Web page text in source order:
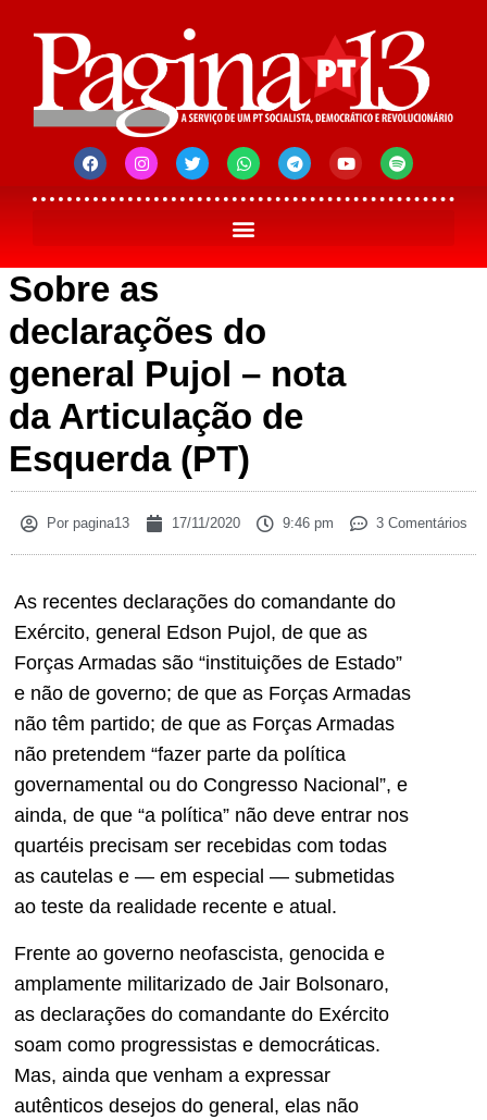
Sobre as
declarações do
general Pujol – nota
da Articulação de
Esquerda (PT)
Porpagina13 17/11/2020 9:46 pm 3 Comentários
As recentes declarações do comandante do
Exército, general Edson Pujol, de que as
Forças Armadas são “instituições de Estado”
e não de governo; de que as Forças Armadas
não têm partido; de que as Forças Armadas
não pretendem “fazer parte da política
governamental ou do Congresso Nacional”, e
ainda, de que “a política” não deve entrar nos
quartéis precisam ser recebidas com todas
as cautelas e — em especial — submetidas
ao teste da realidade recente e atual.
Frente ao governo neofascista, genocida e
amplamente militarizado de Jair Bolsonaro,
as declarações do comandante do Exército
soam como progressistas e democráticas.
Mas, ainda que venham a expressar
autênticos desejos do general, elas não